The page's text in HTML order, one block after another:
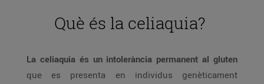
Què és la celiaquia?
La celiaquia és un intolerància permanent al gluten
que es presenta en individus genèticament